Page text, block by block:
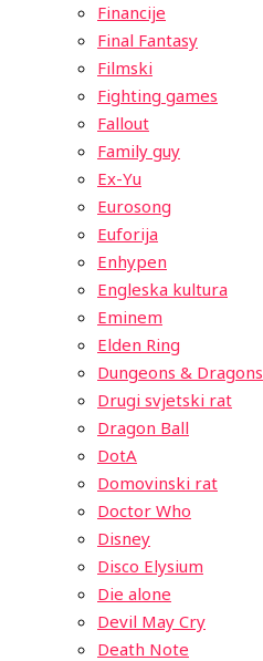
Financije
Final Fantasy
Filmski
Fighting games
Fallout
Family guy
Ex-Yu
Eurosong
Euforija
Enhypen
Engleska kultura
Eminem
Elden Ring
Dungeons & Dragons
Drugi svjetski rat
Dragon Ball
DotA
Domovinski rat
Doctor Who
Disney
Disco Elysium
Die alone
Devil May Cry
Death Note